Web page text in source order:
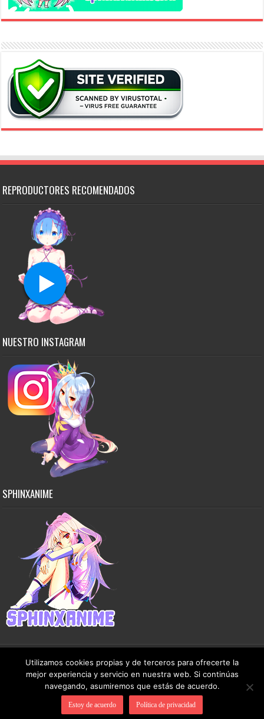
REPRODUCTORES RECOMENDADOS
NUESTRO INSTAGRAM
SPHINXANIME
Copyright © 2015-2026 SphinxAnime - Este sitio no almacena ningún archivo en sus
servidores, solo comparte contenido de dominio público de manera gratuita.
Utilizamos cookies propias y de terceros para ofrecerte la
mejor experiencia y servicio en nuestra web. Si continúas
navegando, asumiremos que estás de acuerdo.
Estoy de acuerdo Política de privacidad